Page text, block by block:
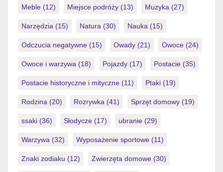
Meble (12) Miejsce podróży (13) Muzyka (27)
Narzędzia (15) Natura (30) Nauka (15)
Odczucia negatywne (15) Owady (21) Owoce (24)
Owoce i warzywa (18) Pojazdy (17) Postacie (35)
Postacie historyczne i mityczne (11) Ptaki (19)
Rodzina (20) Rozrywka (41) Sprzęt domowy (19)
ssaki (36) Słodycze (17) ubranie (29)
Warzywa (32) Wyposażenie sportowe (11)
Znaki zodiaku (12) Zwierzęta domowe (30)